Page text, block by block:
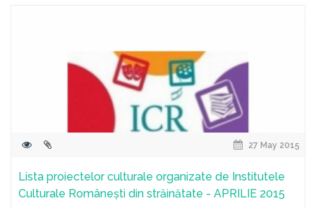
27 May 2015
Lista proiectelor culturale organizate de Institutele
Culturale Românești din străinătate - APRILIE 2015